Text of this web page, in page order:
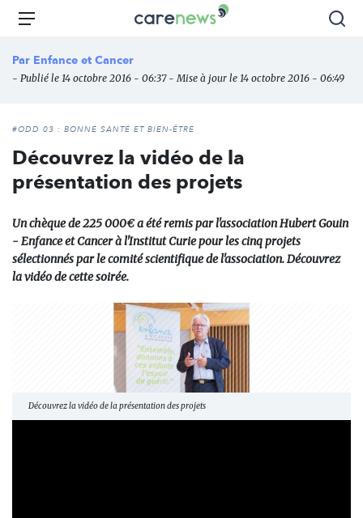
Aller
principal
Carenews,
des
l'engagement
Menu
Par Enfance et Cancer
- Publié le 14 octobre 2016 - 06:37 - Mise à jour le 14 octobre 2016 - 06:49
#ODD 03 : BONNE SANTÉ ET BIEN-ÊTRE
Découvrez la vidéo de la
présentation des projets
Un chèque de 225 000€ a été remis par l'association Hubert Gouin
- Enfance et Cancer à l'Institut Curie pour les cinq projets
sélectionnés par le comité scientifique de l'association. Découvrez
la vidéo de cette soirée.
Découvrez la vidéo de la présentation des projets